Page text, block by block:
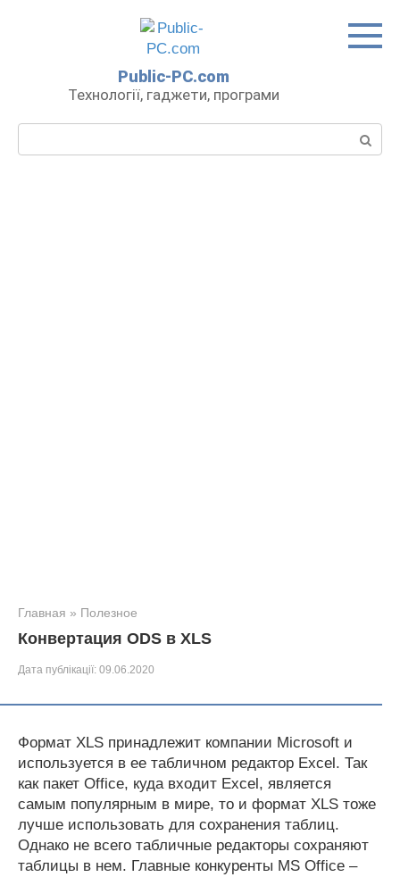
Public-PC.com
Технології, гаджети, програми
Главная » Полезное
Конвертация ODS в XLS
Дата публікації: 09.06.2020
Формат XLS принадлежит компании Microsoft и
используется в ее табличном редактор Excel. Так
как пакет Office, куда входит Excel, является
самым популярным в мире, то и формат XLS тоже
лучше использовать для сохранения таблиц.
Однако не всего табличные редакторы сохраняют
таблицы в нем. Главные конкуренты MS Office –